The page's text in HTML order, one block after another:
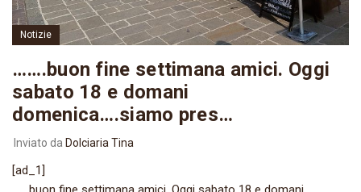
Notizie
…….buon fine settimana amici. Oggi
sabato 18 e domani
domenica….siamo pres…
Inviato da Dolciaria Tina
[ad_1]